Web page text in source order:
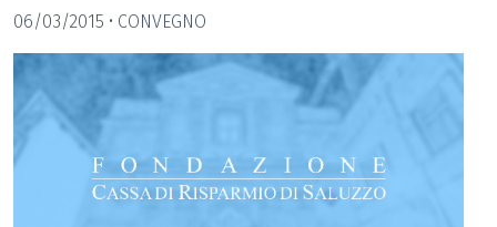
06/03/2015 • CONVEGNO